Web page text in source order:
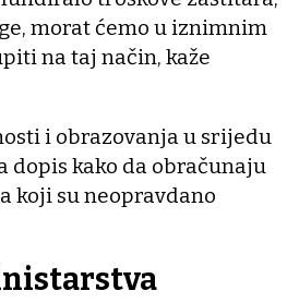
morat ćemo u iznimnim
na taj način, kaže
i obrazovanja u srijedu
dopis kako da obračunaju
koji su neopravdano